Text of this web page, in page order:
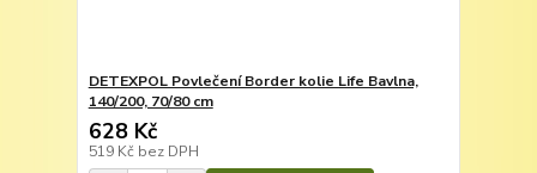
DETEXPOL Povlečení Border kolie Life Bavlna,
140/200, 70/80 cm
628 Kč
519 Kč bez DPH